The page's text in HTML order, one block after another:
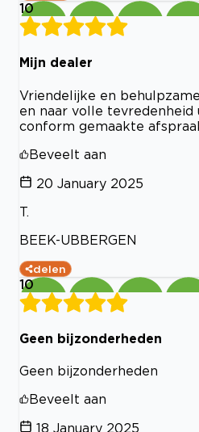
10
Mijn dealer
Vriendelijke en
en naar volle tevredenheid
conform gemaakte
Beveelt aan
20 January 2025
T.
BEEK-UBBERGEN
delen
10
Geen bijzonderheden
Geen bijzonderheden
Beveelt aan
18 January 2025